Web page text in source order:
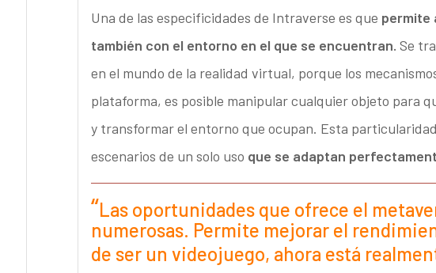
Una de las especificidades de Intraverse es que permite
también con el entorno en el que se encuentran. Se
en el mundo de la realidad virtual, porque los
plataforma, es posible manipular cualquier objeto para
y transformar el entorno que ocupan. Esta
escenarios de un solo uso que se adaptan
Las oportunidades que ofrece el
numerosas. Permite mejorar el
de ser un videojuego, ahora está